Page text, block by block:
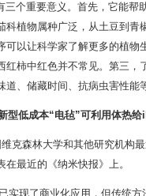
个重要意义。首先，它能帮
植物属种广泛，从土豆到
以让科学家了解更多的植
柿中红色并不常见。第三
、储藏时间、抗病虫害性能
型低成本“电毡”可利用体热
森林大学和其他研究机构
最近的《纳米快报》上。
现了商业化应用，但传统